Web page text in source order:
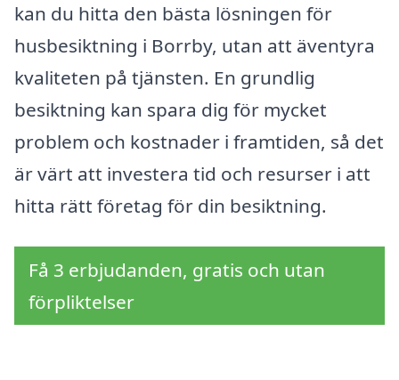
kan du hitta den bästa lösningen för
husbesiktning i Borrby, utan att äventyra
kvaliteten på tjänsten. En grundlig
besiktning kan spara dig för mycket
problem och kostnader i framtiden, så det
är värt att investera tid och resurser i att
hitta rätt företag för din besiktning.
Få 3 erbjudanden, gratis och utan
förpliktelser